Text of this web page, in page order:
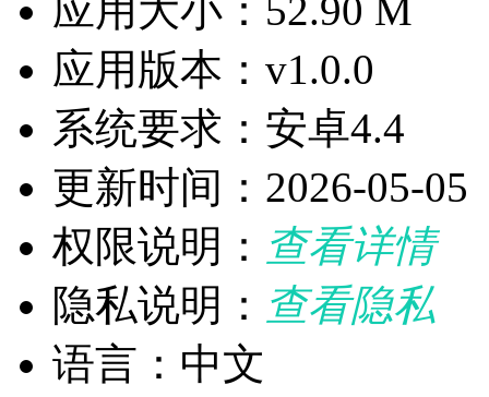
应用大小：52.90 M
应用版本：v1.0.0
系统要求：安卓4.4
更新时间：2026-05-05
权限说明： 查看详情
隐私说明： 查看隐私
语言：中文